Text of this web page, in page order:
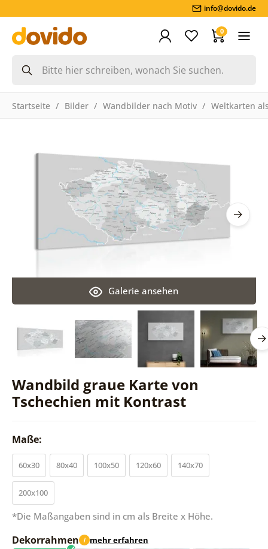
info@dovido.de
0
Startseite Bilder Wandbilder nach Motiv Weltkarten
Wandbild graue Karte von
Tschechien mit Kontrast
Galerie ansehen
Maße:
60x30 80x40 100x50 120x60 140x70
200x100
*Die Maßangaben sind in cm als Breite x Höhe.
Dekorrahmen i mehr erfahren